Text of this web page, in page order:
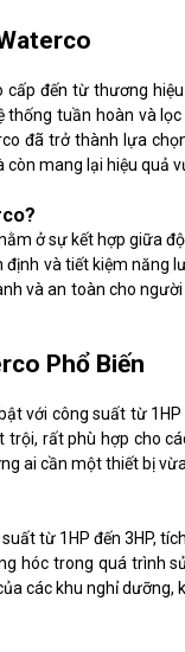
cấp đến từ thương
tuần hoàn và
đã trở thành lựa
mang lại hiệu quả
ở sự kết hợp giữa
và tiết kiệm
và an toàn cho
Phổ Biến
với công suất từ
rất phù hợp cho
ai cần một thiết bị
từ 1HP đến 3HP,
hóc trong quá trình
các khu nghỉ dưỡng,